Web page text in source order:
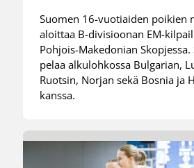
Suomen 16-vuotiaiden poikien
aloittaa B-divisioonan EM-
Pohjois-Makedonian
pelaa alkulohkossa Bulgarian,
Ruotsin, Norjan sekä Bosnia ja
kanssa.